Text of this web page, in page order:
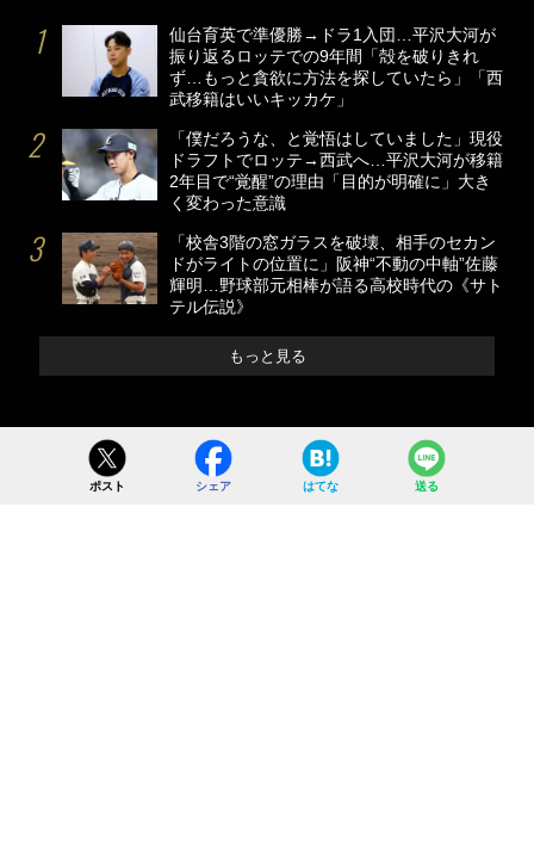
仙台育英で準優勝→ドラ1入団…平沢大河が
振り返るロッテでの9年間「殻を破りきれ
ず…もっと貪欲に方法を探していたら」「西
武移籍はいいキッカケ」
「僕だろうな、と覚悟はしていました」現役
ドラフトでロッテ→西武へ…平沢大河が移籍
2年目で“覚醒”の理由「目的が明確に」大き
く変わった意識
「校舎3階の窓ガラスを破壊、相手のセカン
ドがライトの位置に」阪神“不動の中軸”佐藤
輝明…野球部元相棒が語る高校時代の《サト
テル伝説》
もっと見る
ポスト シェア はてな 送る